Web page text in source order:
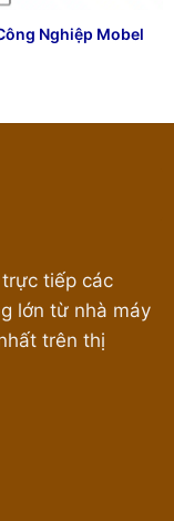
Nghiệp Mobel
tiếp các
lớn từ nhà máy
trên thị